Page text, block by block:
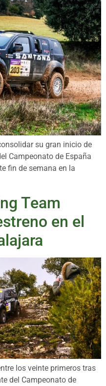
su gran inicio de
Campeonato de España
fin de semana en la
Team
en el
los veinte primeros tras
del Campeonato de